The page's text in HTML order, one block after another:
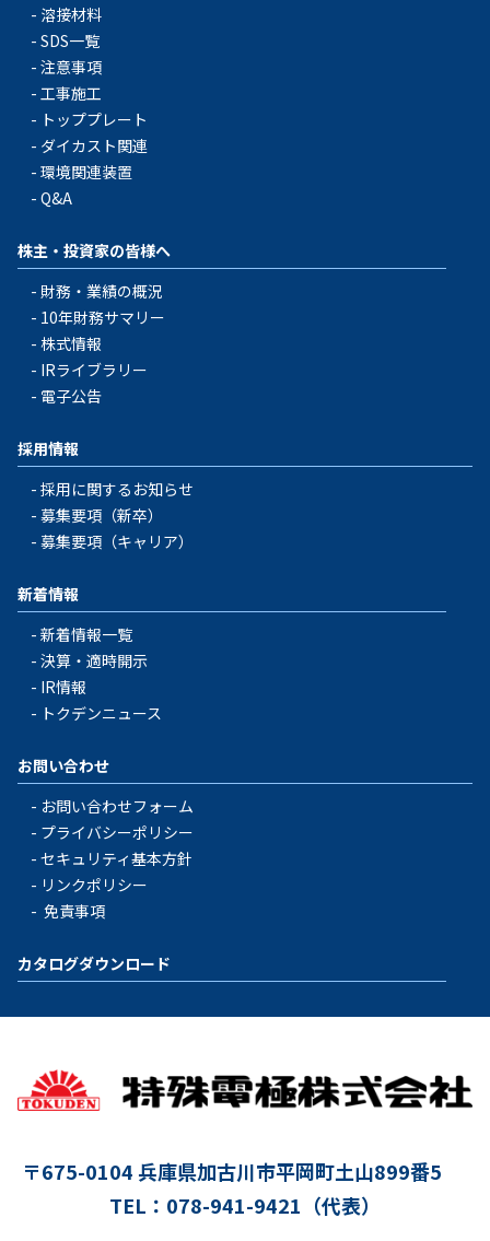
溶接材料
SDS一覧
注意事項
工事施工
トッププレート
ダイカスト関連
環境関連装置
Q&A
株主・投資家の皆様へ
財務・業績の概況
10年財務サマリー
株式情報
IRライブラリー
電子公告
採用情報
採用に関するお知らせ
募集要項（新卒）
募集要項（キャリア）
新着情報
新着情報一覧
決算・適時開示
IR情報
トクデンニュース
お問い合わせ
お問い合わせフォーム
プライバシーポリシー
セキュリティ基本方針
リンクポリシー
免責事項
カタログダウンロード
〒675-0104 兵庫県加古川市平岡町土山899番5
TEL：078-941-9421（代表）